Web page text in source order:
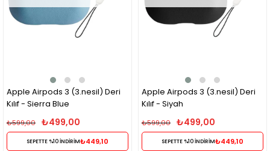
Apple Airpods 3 (3.nesil) Deri
Kılıf - Sierra Blue
₺499,00
₺599,00
SEPETTE %10 İNDİRİM₺449,10
Apple Airpods 3 (3.nesil) Deri
Kılıf - Siyah
₺499,00
₺599,00
SEPETTE %10 İNDİRİM₺449,10